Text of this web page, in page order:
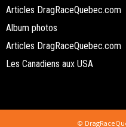
Articles DragRaceQuebec.com
Album photos
Articles DragRaceQuebec.com
Les Canadiens aux USA
©